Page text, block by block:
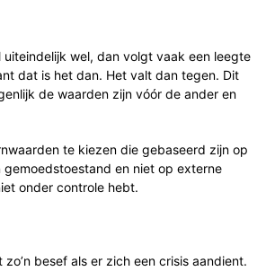
uiteindelijk wel, dan volgt vaak een leegte
dat is het dan. Het valt dan tegen. Dit
de waarden zijn vóór de ander en
te kiezen die gebaseerd zijn op
gemoedstoestand en niet op externe
onder controle hebt.
besef als er zich een crisis aandient.